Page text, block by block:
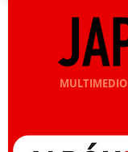
MULTIMEDIO